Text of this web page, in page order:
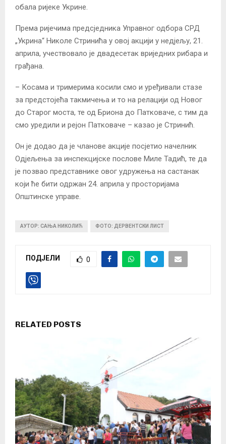
обала ријеке Укрине.
Према ријечима предсједника Управног одбора СРД
„Укрина“ Николе Стринића у овој акцији у недјељу, 21.
априла, учествовало је двадесетак вриједних рибара и
грађана.
– Косама и тримерима косили смо и уређивали стазе
за предстојећа такмичења и то на релацији од Новог
до Старог моста, те од Бриона до Патковаче, с тим да
смо уредили и рејон Патковаче – казао је Стринић.
Он је додао да је чланове акције посјетио начелник
Одјељења за инспекцијске послове Миле Тадић, те да
је позвао представнике овог удружења на састанак
који ће бити одржан 24. априла у просторијама
Општинске управе.
АУТОР: САЊА НИКОЛИЋ ФОТО: ДЕРВЕНТСКИ ЛИСТ
ПОДЈЕЛИ 0
RELATED POSTS